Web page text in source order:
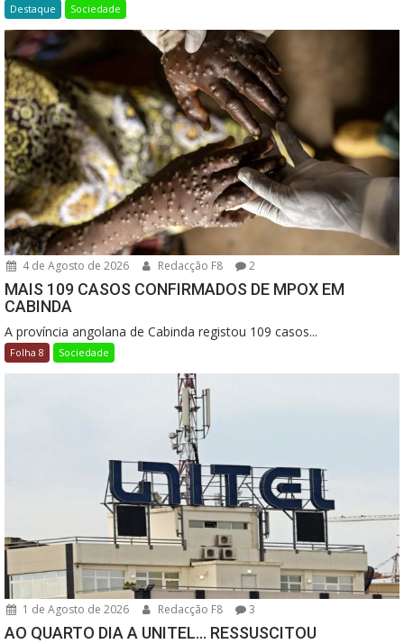
Destaque Sociedade
4 de Agosto de 2026 Redacção F8 2
MAIS 109 CASOS CONFIRMADOS DE MPOX EM
CABINDA
A província angolana de Cabinda registou 109 casos...
Folha 8 Sociedade
1 de Agosto de 2026 Redacção F8 3
AO QUARTO DIA A UNITEL… RESSUSCITOU